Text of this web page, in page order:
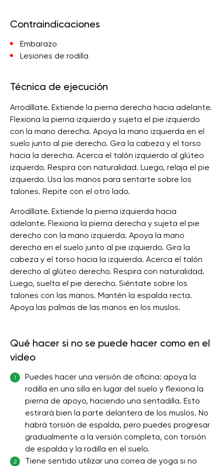
Contraindicaciones
Embarazo
Lesiones de rodilla
Técnica de ejecución
Arrodíllate. Extiende la pierna derecha hacia adelante.
Flexiona la pierna izquierda y sujeta el pie izquierdo
con la mano derecha. Apoya la mano izquierda en el
suelo junto al pie derecho. Gira la cabeza y el torso
hacia la derecha. Acerca el talón izquierdo al glúteo
izquierdo. Respira con naturalidad. Luego, relaja el pie
izquierdo. Usa las manos para sentarte sobre los
talones. Repite con el otro lado.
Arrodíllate. Extiende la pierna izquierda hacia
adelante. Flexiona la pierna derecha y sujeta el pie
derecho con la mano izquierda. Apoya la mano
derecha en el suelo junto al pie izquierdo. Gira la
cabeza y el torso hacia la izquierda. Acerca el talón
derecho al glúteo derecho. Respira con naturalidad.
Luego, suelta el pie derecho. Siéntate sobre los
talones con las manos. Mantén la espalda recta.
Apoya las palmas de las manos en los muslos.
Qué hacer si no se puede hacer como en el
video
1
Puedes hacer una versión de oficina: apoya la
rodilla en una silla en lugar del suelo y flexiona la
pierna de apoyo, haciendo una sentadilla. Esto
estirará bien la parte delantera de los muslos. No
habrá torsión de espalda, pero puedes progresar
gradualmente a la versión completa, con torsión
de espalda y la rodilla en el suelo.
2
Tiene sentido utilizar una correa de yoga si no